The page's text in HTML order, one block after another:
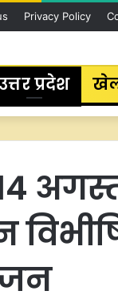
Privacy Policy
प्रदेश